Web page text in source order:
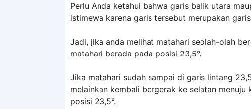
Perlu Anda ketahui bahwa garis balik utara
istimewa karena garis tersebut merupakan
Jadi, jika anda melihat matahari seolah-olah
matahari berada pada posisi 23,5°.
Jika matahari sudah sampai di garis lintang
melainkan kembali bergerak ke selatan
posisi 23,5°.